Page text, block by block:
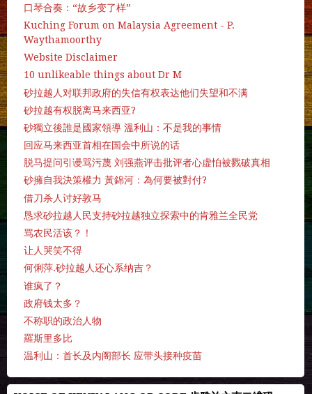
口琴合奏：“故乡变了样”
Kuching Forum on Malaysia Agreement - P.
Waythamoorthy
Website Disclaimer
10 unlikeable things about Dr M
砂拉越人对联邦政府的失信有权表达他们失望和不满
砂拉越有权脱离马来西亚?
砂獨立後誰是國家領導 溫利山：不是我的事情
回应马来西亚首相在国会中所说的话
脱马提问引谩骂污蔑 刘强燕评击批评者心虚怕被戮破真相
砂擁自我決策權力 黃錦河：為何要被對付?
借刀杀人讨好敦马
恳求砂拉越人民支持砂拉越独立探索中的肯雅兰全民党
骂农民活该？！
让人哭笑不得
何俐萍.砂拉越人还心系纳吉？
谁疯了？
政府钱太多？
不称职的政治人物
羅斯里多比
温利山：首长及内阁部长 应带头接种疫苗